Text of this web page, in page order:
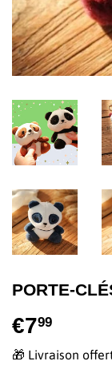
PORTE-
€799
🎁 Livraison